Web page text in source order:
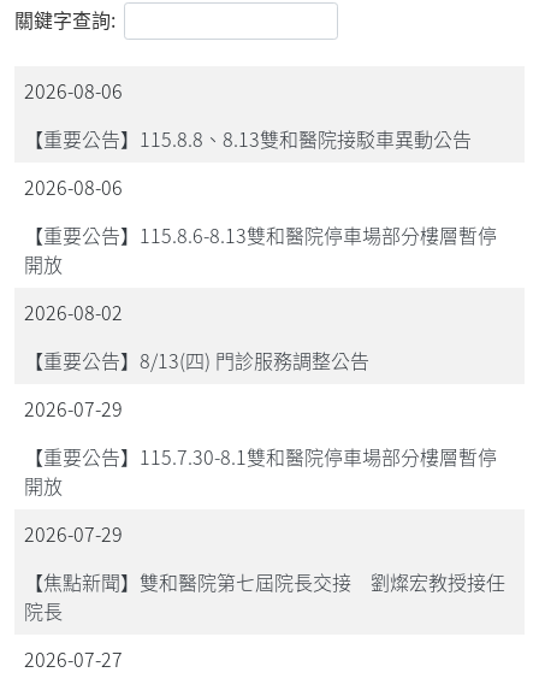
關鍵字查詢:
2026-08-06
【重要公告】115.8.8、8.13雙和醫院接駁車異動公告
2026-08-06
【重要公告】115.8.6-8.13雙和醫院停車場部分樓層暫停
開放
2026-08-02
【重要公告】8/13(四) 門診服務調整公告
2026-07-29
【重要公告】115.7.30-8.1雙和醫院停車場部分樓層暫停
開放
2026-07-29
【焦點新聞】雙和醫院第七屆院長交接 劉燦宏教授接任
院長
2026-07-27